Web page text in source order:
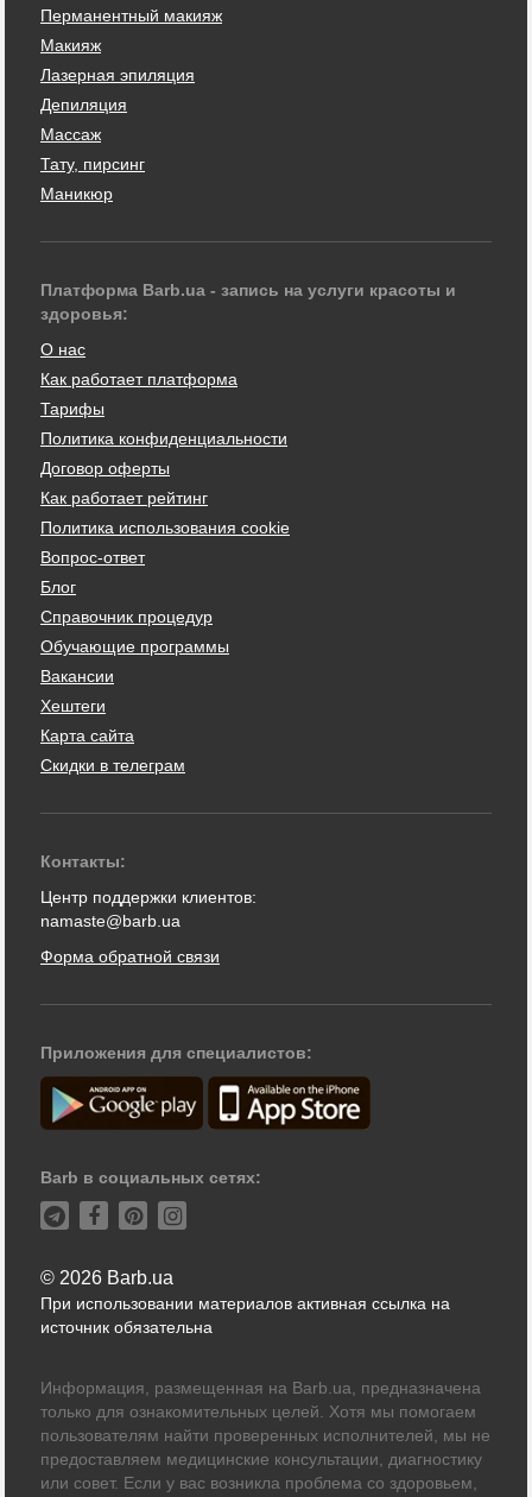
Перманентный макияж
Макияж
Лазерная эпиляция
Депиляция
Массаж
Тату, пирсинг
Маникюр
Платформа Barb.ua - запись на услуги красоты и
здоровья:
О нас
Как работает платформа
Тарифы
Политика конфиденциальности
Договор оферты
Как работает рейтинг
Политика использования cookie
Вопрос-ответ
Блог
Справочник процедур
Обучающие программы
Вакансии
Хештеги
Карта сайта
Скидки в телеграм
Контакты:
Центр поддержки клиентов:
namaste@barb.ua
Форма обратной связи
Приложения для специалистов:
Barb в социальных сетях:
© 2026 Barb.ua
При использовании материалов активная ссылка на
источник обязательна
Информация, размещенная на Barb.ua, предназначена
только для ознакомительных целей. Хотя мы помогаем
пользователям найти проверенных исполнителей, мы не
предоставляем медицинские консультации, диагностику
или совет. Если у вас возникла проблема со здоровьем,